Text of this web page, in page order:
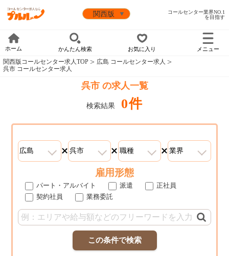
コールセンター業界NO.1
を目指す
ホーム かんたん検索 お気に入り メニュー
関西版コールセンター求人TOP
広島 コールセンター求人
呉市 コールセンター求人
呉市 の求人一覧
検索結果 0件
雇用形態
パート・アルバイト 派遣
正社員
契約社員
業務委託
この条件で検索